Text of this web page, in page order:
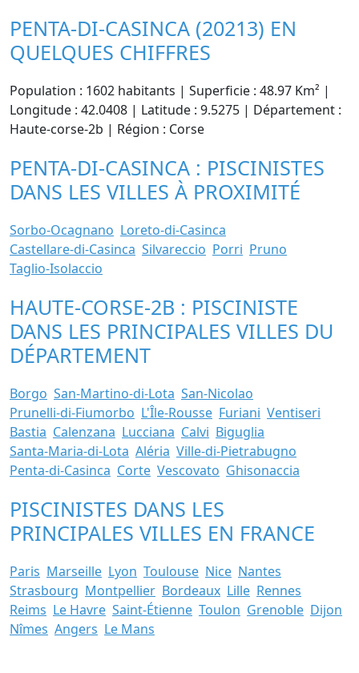
PENTA-DI-CASINCA (20213) EN
QUELQUES CHIFFRES
Population : 1602 habitants | Superficie : 48.97 Km² |
Longitude : 42.0408 | Latitude : 9.5275 | Département :
Haute-corse-2b | Région : Corse
PENTA-DI-CASINCA : PISCINISTES
DANS LES VILLES À PROXIMITÉ
Sorbo-Ocagnano Loreto-di-Casinca
Castellare-di-Casinca Silvareccio Porri Pruno
Taglio-Isolaccio
HAUTE-CORSE-2B : PISCINISTE
DANS LES PRINCIPALES VILLES DU
DÉPARTEMENT
Borgo San-Martino-di-Lota San-Nicolao
Prunelli-di-Fiumorbo L'Île-Rousse Furiani Ventiseri
Bastia Calenzana Lucciana Calvi Biguglia
Santa-Maria-di-Lota Aléria Ville-di-Pietrabugno
Penta-di-Casinca Corte Vescovato Ghisonaccia
PISCINISTES DANS LES
PRINCIPALES VILLES EN FRANCE
Paris Marseille Lyon Toulouse Nice Nantes
Strasbourg Montpellier Bordeaux Lille Rennes
Reims Le Havre Saint-Étienne Toulon Grenoble Dijon
Nîmes Angers Le Mans